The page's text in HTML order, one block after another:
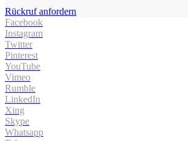
Rückruf anfordern
Facebook
Instagram
Twitter
Pinterest
YouTube
Vimeo
Rumble
LinkedIn
Xing
Skype
Whatsapp